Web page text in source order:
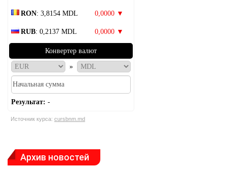
RON: 3,8154 MDL 0,0000 ▼
RUB: 0,2137 MDL 0,0000 ▼
Конвертер валют
»
Результат: -
Источник курса: cursbnm.md
Архив новостей